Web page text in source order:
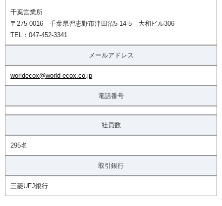
千葉営業所
〒275-0016 千葉県習志野市津田沼5-14-5 大和ビル306
TEL：047-452-3341
メールアドレス
worldecox@world-ecox.co.jp
電話番号
社員数
295名
取引銀行
三菱UFJ銀行